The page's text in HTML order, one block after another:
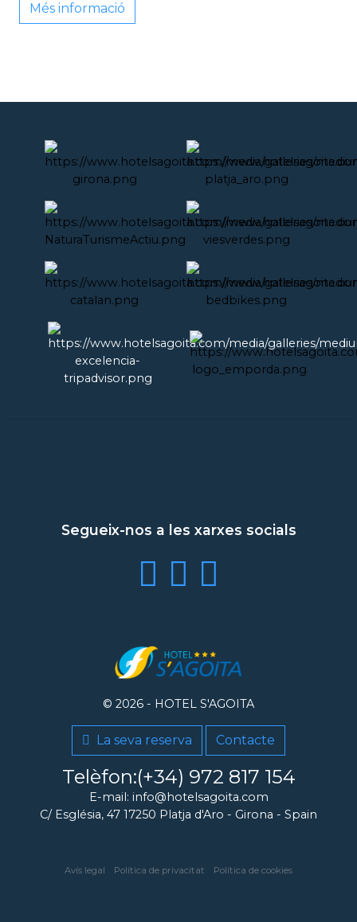
Més informació
© 2026 - HOTEL S'AGOITA
La seva reserva Contacte
Telèfon:(+34) 972 817 154
E-mail: info@hotelsagoita.com
C/ Església, 47 17250 Platja d'Aro - Girona - Spain
Segueix-nos a les xarxes socials
Avís legal Política de privacitat Política de cookies